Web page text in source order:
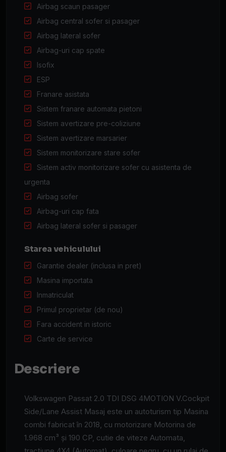
Airbag scaun pasager
Airbag central sofer si pasager
Airbag lateral sofer
Airbag-uri cap spate
Isofix
ESP
Franare asistata
Sistem franare automata pietoni
Sistem avertizare pre-coliziune
Sistem avertizare marsarier
Sistem monitorizare stare sofer
Sistem activ monitorizare sofer cu asistenta de
urgenta
Airbag sofer
Airbag-uri cap fata
Airbag lateral sofer si pasager
Starea vehiculului
Garantie dealer (inclusa in pret)
Masina importata
Inmatriculat
Primul proprietar (de nou)
Fara accident in istoric
Carte de service
Descriere
Volkswagen Passat 2.0 TDI DSG 4MOTION V.Cockpit
Side/Lane Assist Masaj este un autoturism tip Masina
combi fabricat în 2018, cu motorizare Motorina de
1.968 cm³ și 190 CP, cutie de viteze Automata,